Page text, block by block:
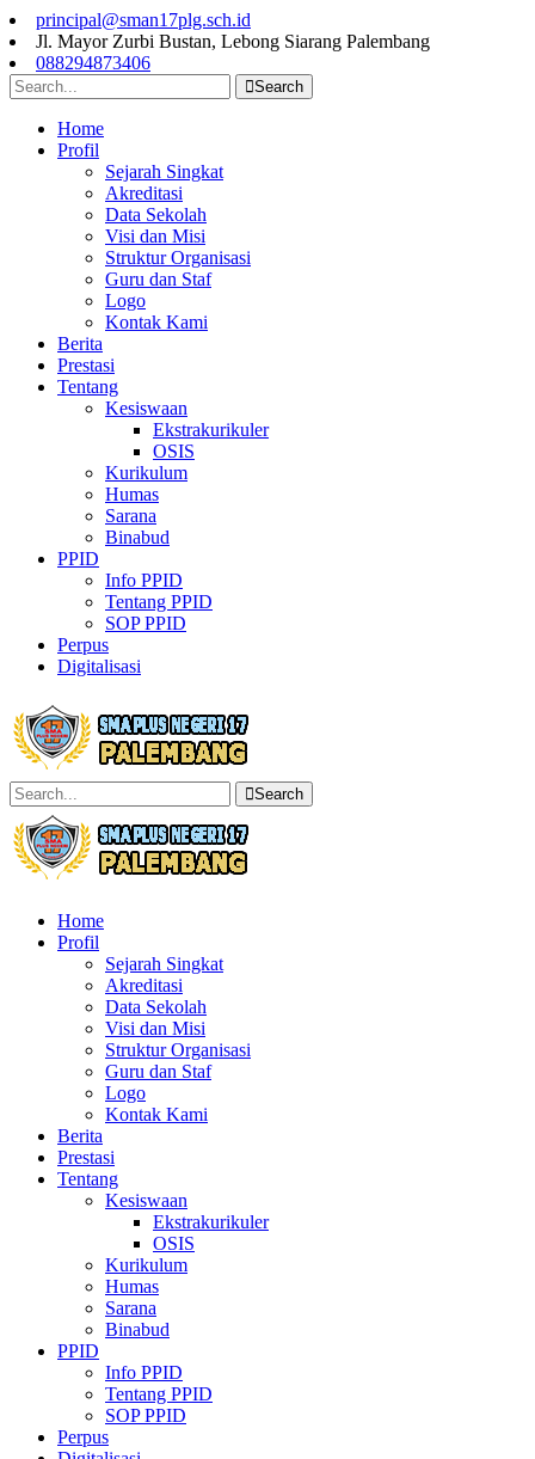
principal@sman17plg.sch.id
Jl. Mayor Zurbi Bustan, Lebong Siarang Palembang
088294873406
Search
Home
Profil
Sejarah Singkat
Akreditasi
Data Sekolah
Visi dan Misi
Struktur Organisasi
Guru dan Staf
Logo
Kontak Kami
Berita
Prestasi
Tentang
Kesiswaan
Ekstrakurikuler
OSIS
Kurikulum
Humas
Sarana
Binabud
PPID
Info PPID
Tentang PPID
SOP PPID
Perpus
Digitalisasi
Search
Home
Profil
Sejarah Singkat
Akreditasi
Data Sekolah
Visi dan Misi
Struktur Organisasi
Guru dan Staf
Logo
Kontak Kami
Berita
Prestasi
Tentang
Kesiswaan
Ekstrakurikuler
OSIS
Kurikulum
Humas
Sarana
Binabud
PPID
Info PPID
Tentang PPID
SOP PPID
Perpus